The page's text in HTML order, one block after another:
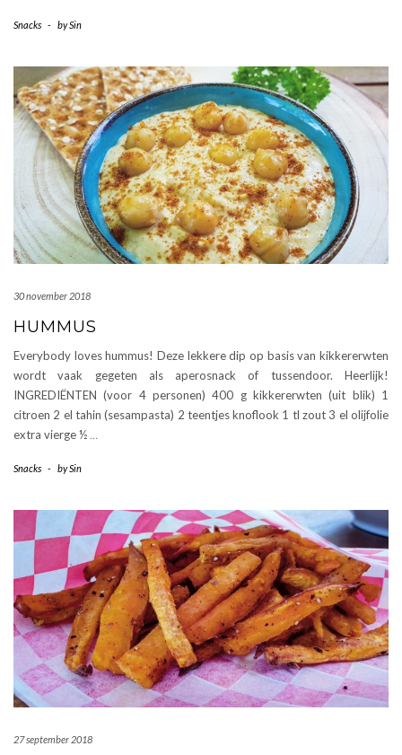
Snacks - bySin
30 november 2018
HUMMUS
Everybody loves hummus! Deze lekkere dip op basis van kikkererwten
wordt vaak gegeten als aperosnack of tussendoor. Heerlijk!
INGREDIËNTEN (voor 4 personen) 400 g kikkererwten (uit blik) 1
citroen 2 el tahin (sesampasta) 2 teentjes knoflook 1 tl zout 3 el olijfolie
extra vierge ½…
Snacks - bySin
27 september 2018